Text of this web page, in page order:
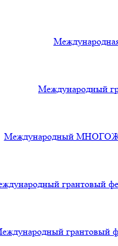
Международный
Международный
грантовый
грантовый